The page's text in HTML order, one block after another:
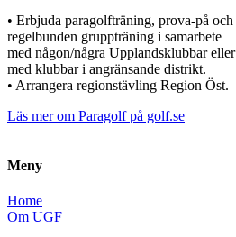
• Erbjuda paragolfträning, prova-på och
regelbunden gruppträning i samarbete
med någon/några Upplandsklubbar eller
med klubbar i angränsande distrikt.
• Arrangera regionstävling Region Öst.
​Läs mer om Paragolf på golf.se
Meny
Home
Om UGF